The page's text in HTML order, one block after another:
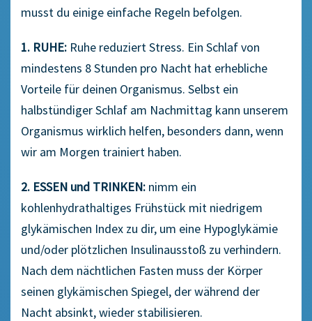
musst du einige einfache Regeln befolgen.
1. RUHE: Ruhe reduziert Stress. Ein Schlaf von
mindestens 8 Stunden pro Nacht hat erhebliche
Vorteile für deinen Organismus. Selbst ein
halbstündiger Schlaf am Nachmittag kann unserem
Organismus wirklich helfen, besonders dann, wenn
wir am Morgen trainiert haben.
2. ESSEN und TRINKEN: nimm ein
kohlenhydrathaltiges Frühstück mit niedrigem
glykämischen Index zu dir, um eine Hypoglykämie
und/oder plötzlichen Insulinausstoß zu verhindern.
Nach dem nächtlichen Fasten muss der Körper
seinen glykämischen Spiegel, der während der
Nacht absinkt, wieder stabilisieren.